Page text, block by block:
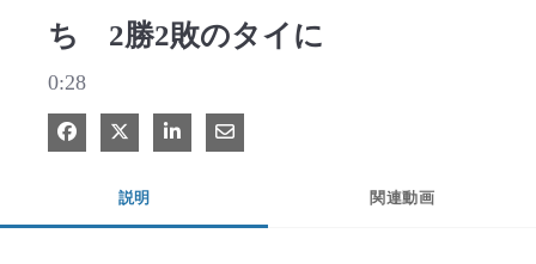
ち 2勝2敗のタイに
0:28
Facebook で共有
Xで共有する
LinkedIn で共有
電子メールで共有
説明 関連動画